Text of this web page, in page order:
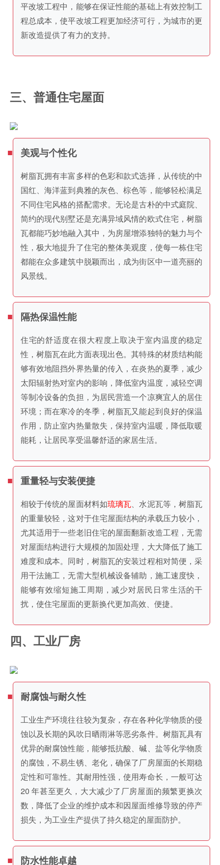
平改坡工程中，能够在保证性能的基础上有效控制工
程总成本，使平改坡工程更加经济可行，为城市的更
新改造提供了有力的支持。
三、普通住宅屋面
美观与个性化
树脂瓦拥有丰富多样的色彩和款式选择，从传统的中
国红、海洋蓝到典雅的灰色、棕色等，能够轻松满足
不同住宅风格的搭配需求。无论是古朴的中式庭院、
简约的现代别墅还是充满异域风情的欧式住宅，树脂
瓦都能巧妙地融入其中，为房屋增添独特的魅力与个
性，极大地提升了住宅的整体美观度，使每一栋住宅
都能在众多建筑中脱颖而出，成为街区中一道亮丽的
风景线。
隔热保温性能
住宅的舒适度在很大程度上取决于室内温度的稳定
性，树脂瓦在此方面表现出色。其特殊的材质结构能
够有效地阻挡外界热量的传入，在炎热的夏季，减少
太阳辐射热对室内的影响，降低室内温度，减轻空调
等制冷设备的负担，为居民营造一个凉爽宜人的居住
环境；而在寒冷的冬季，树脂瓦又能起到良好的保温
作用，防止室内热量散失，保持室内温暖，降低取暖
能耗，让居民享受温馨舒适的家居生活。
重量轻与安装便捷
相较于传统的屋面材料如琉璃瓦、水泥瓦等，树脂瓦
的重量较轻，这对于住宅屋面结构的承载压力较小，
尤其适用于一些老旧住宅的屋面翻新改造工程，无需
对屋面结构进行大规模的加固处理，大大降低了施工
难度和成本。同时，树脂瓦的安装过程相对简便，采
用干法施工，无需大型机械设备辅助，施工速度快，
能够有效缩短施工周期，减少对居民日常生活的干
扰，使住宅屋面的更新换代更加高效、便捷。
四、工业厂房
耐腐蚀与耐久性
工业生产环境往往较为复杂，存在各种化学物质的侵
蚀以及长期的风吹日晒雨淋等恶劣条件。树脂瓦具有
优异的耐腐蚀性能，能够抵抗酸、碱、盐等化学物质
的腐蚀，不易生锈、老化，确保了厂房屋面的长期稳
定性和可靠性。其耐用性强，使用寿命长，一般可达
20 年甚至更久，大大减少了厂房屋面的频繁更换次
数，降低了企业的维护成本和因屋面维修导致的停产
损失，为工业生产提供了持久稳定的屋面防护。
防水性能卓越